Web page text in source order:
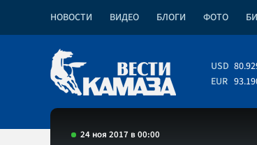
НОВОСТИ ВИДЕО БЛОГИ ФОТО
USD
EUR
24 ноя 2017 в 00:00